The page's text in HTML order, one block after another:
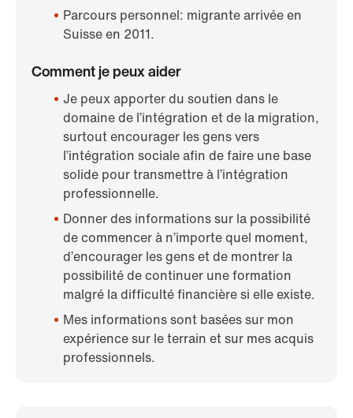
Parcours personnel: migrante arrivée en
Suisse en 2011.
Comment je peux aider
Je peux apporter du soutien dans le
domaine de l’intégration et de la migration,
surtout encourager les gens vers
l’intégration sociale afin de faire une base
solide pour transmettre à l’intégration
professionnelle.
Donner des informations sur la possibilité
de commencer à n’importe quel moment,
d’encourager les gens et de montrer la
possibilité de continuer une formation
malgré la difficulté financière si elle existe.
Mes informations sont basées sur mon
expérience sur le terrain et sur mes acquis
professionnels.